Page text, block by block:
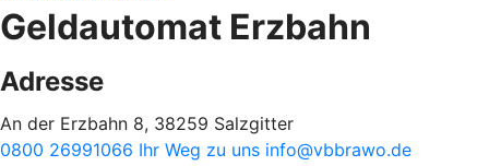
Geldautomat Erzbahn
Adresse
An der Erzbahn 8, 38259 Salzgitter
0800 26991066 Ihr Weg zu uns info@vbbrawo.de